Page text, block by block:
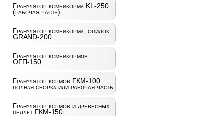
Гранулятор комбикорма KL-250
(рабочая часть)
Гранулятор комбикорма, опилок
GRAND-200
Гранулятор комбикормов
ОГП-150
Гранулятор кормов ГКМ-100
полная сборка или рабочая часть
Гранулятор кормов и древесных
пеллет ГКМ-150